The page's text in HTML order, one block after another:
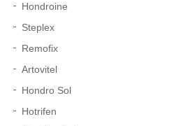
Hondroine
Steplex
Remofix
Artovitel
Hondro Sol
Hotrifen